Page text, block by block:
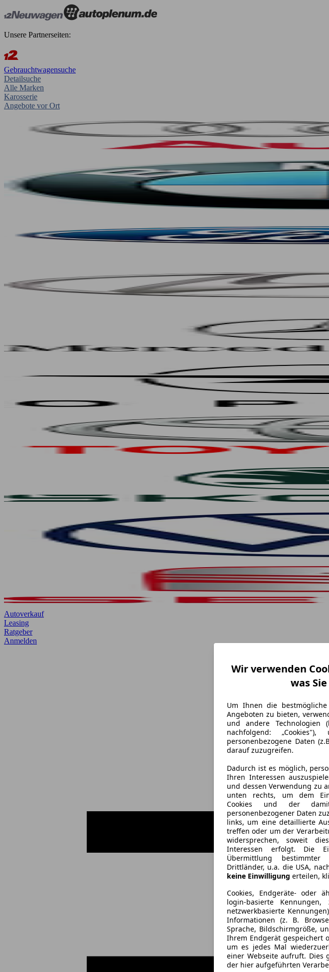
Unsere Partnerseiten:
Gebrauchtwagensuche
Detailsuche
Alle Marken
Karosserie
Angebote vor Ort
Autoverkauf
Leasing
Ratgeber
Anmelden
Wir verwenden
was
Um Ihnen die
Angeboten zu bieten,
und andere Technologien
nachfolgend:
personenbezogene Daten
darauf zuzugreifen.
Dadurch ist es möglich,
Ihren Interessen
und dessen Verwendung zu
unten rechts, um dem
Cookies und der damit
personenbezogener Daten
links, um eine detaillierte
treffen oder um der
widersprechen, soweit
Interessen erfolgt. Die
Übermittlung bestimmter
Drittländer, u.a. die USA,
keine Einwilligung erteilen,
Cookies, Endgeräte- oder
login-basierte
netzwerkbasierte
Informationen (z. B.
Sprache, Bildschirmgröße,
Ihrem Endgerät gespeichert
um es jedes Mal
einer Webseite aufruft. Dies
der hier aufgeführten